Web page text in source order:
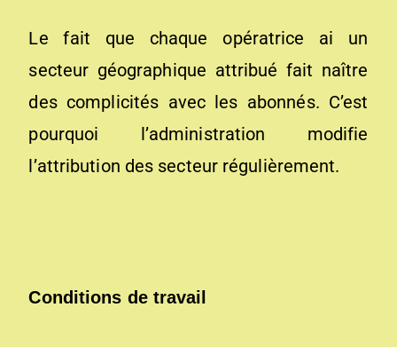
Le fait que chaque opératrice ai un
secteur géographique attribué fait naître
des complicités avec les abonnés. C’est
pourquoi l’administration modifie
l’attribution des secteur régulièrement.
Conditions de travail